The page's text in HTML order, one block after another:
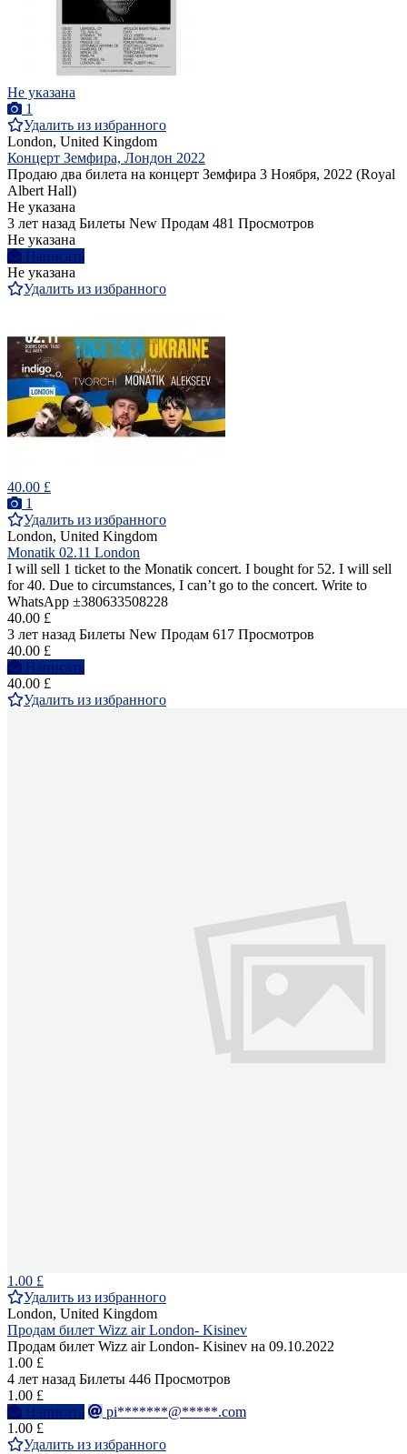
Не указана
1
Удалить из избранного
London, United Kingdom
Концерт Земфира, Лондон 2022
Продаю два билета на концерт Земфира 3 Ноября, 2022 (Royal
Albert Hall)
Не указана
3 лет назад Билеты New Продам 481 Просмотров
Не указана
Написать
Не указана
Удалить из избранного
40.00 £
1
Удалить из избранного
London, United Kingdom
Monatik 02.11 London
I will sell 1 ticket to the Monatik concert. I bought for 52. I will sell
for 40. Due to circumstances, I can’t go to the concert. Write to
WhatsApp ±380633508228
40.00 £
3 лет назад Билеты New Продам 617 Просмотров
40.00 £
Написать
40.00 £
Удалить из избранного
1.00 £
Удалить из избранного
London, United Kingdom
Продам билет Wizz air London- Kisinev
Продам билет Wizz air London- Kisinev на 09.10.2022
1.00 £
4 лет назад Билеты 446 Просмотров
1.00 £
Написать
pi*******@*****.com
1.00 £
Удалить из избранного